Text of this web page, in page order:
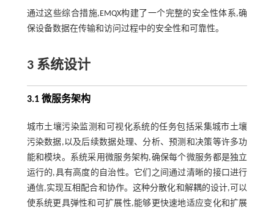
通过这些综合措施,EMQX构建了一个完整的安全性体系,确
保设备数据在传输和访问过程中的安全性和可靠性。
3 系统设计
3.1 微服务架构
城市土壤污染监测和可视化系统的任务包括采集城市土壤
污染数据,以及后续数据处理、分析、预测和决策等许多功
能和模块。系统采用微服务架构,确保每个微服务都是独立
运行的,具有高度的自治性。它们之间通过清晰的接口进行
通信,实现互相配合和协作。这种分散化和解耦的设计,可以
使系统更具弹性和可扩展性,能够更快速地适应变化和扩展